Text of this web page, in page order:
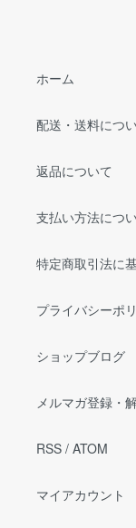
ホーム
配送・送料につ
返品について
支払い方法につ
特定商取引法に
プライバシーポ
ショップブログ
メルマガ登録・
RSS / ATOM
マイアカウント